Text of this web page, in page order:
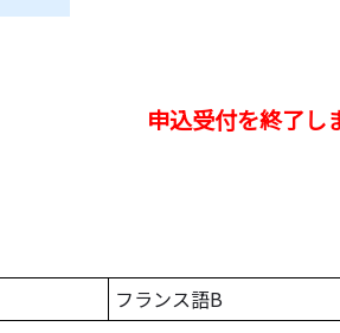
申込受付を終了し
フランス語B